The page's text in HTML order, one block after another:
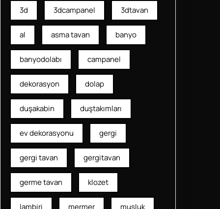
3d 3dcampanel 3dtavan
al asma tavan banyo
banyodolabı campanel
dekorasyon dolap
duşakabin duştakımları
ev dekorasyonu gergi
gergi tavan gergitavan
germe tavan klozet
lambiri mermer musluk